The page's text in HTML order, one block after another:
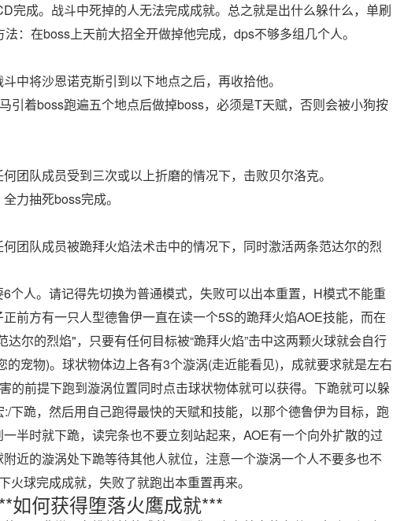
完成。战斗中死掉的人无法完成成就。总之就是出什么躲什么，单刷
：在boss上天前大招全开做掉他完成，dps不够多组几个人。
中将沙恩诺克斯引到以下地点之后，再收拾他。
引着boss跑遍五个地点后做掉boss，必须是T天赋，否则会被小狗按
团队成员受到三次或以上折磨的情况下，击败贝尔洛克。
力抽死boss完成。
团队成员被跪拜火焰法术击中的情况下，同时激活两条范达尔的烈
个人。请记得先切换为普通模式，失败可以出本重置，H模式不能重
前方有一只人型德鲁伊一直在读一个5S的跪拜火焰AOE技能，而在
尔的烈焰"，只要有任何目标被“跪拜火焰”击中这两颗火球就会自行
宠物)。球状物体边上各有3个漩涡(走近能看见)，成就要求就是左右
的前提下跑到漩涡位置同时点击球状物体就可以获得。下跪就可以躲
下跪，然后用自己跑得最快的天赋和技能，以那个德鲁伊为目标，跑
半时就下跪，读完条也不要立刻站起来，AOE有一个向外扩散的过
近的漩涡处下跪等待其他人就位，注意一个漩涡一个人不要多也不
球完成成就，失败了就跑出本重置再来。
如何获得堕落火鹰成就***